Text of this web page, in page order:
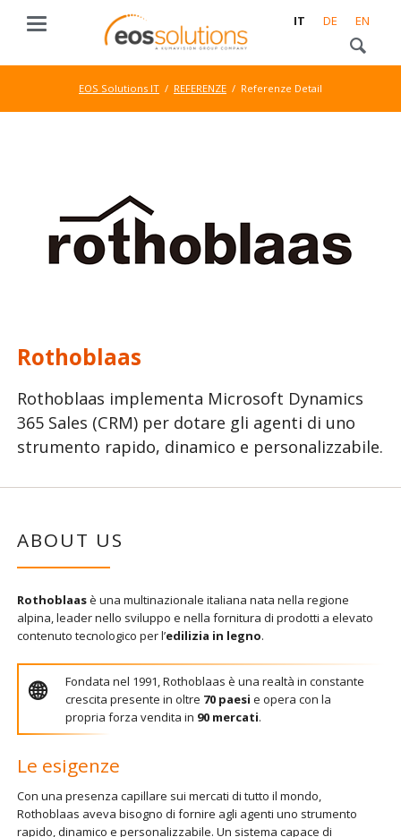
IT DE EN
EOS Solutions IT REFERENZE Referenze Detail
Rothoblaas
Rothoblaas implementa Microsoft Dynamics
365 Sales (CRM) per dotare gli agenti di uno
strumento rapido, dinamico e personalizzabile.
ABOUT US
Rothoblaasè una multinazionale italiana nata nella regione
alpina, leader nello sviluppo e nella fornitura di prodotti a elevato
contenuto tecnologico per l’edilizia in legno.
Fondata nel 1991, Rothoblaas è una realtà in constante
crescita presente in oltre 70 paesi e opera con la
propria forza vendita in 90 mercati.
Le esigenze
Con una presenza capillare sui mercati di tutto il mondo,
Rothoblaas aveva bisogno di fornire agli agenti uno strumento
rapido, dinamico e personalizzabile. Un sistema capace di